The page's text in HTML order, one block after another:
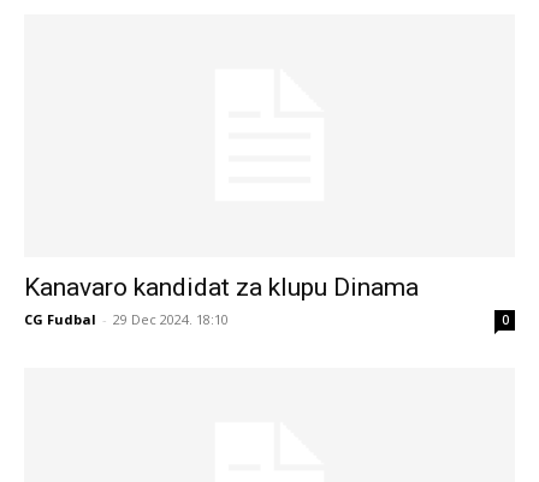
Kanavaro kandidat za klupu Dinama
CG Fudbal - 29 Dec 2024. 18:10 0